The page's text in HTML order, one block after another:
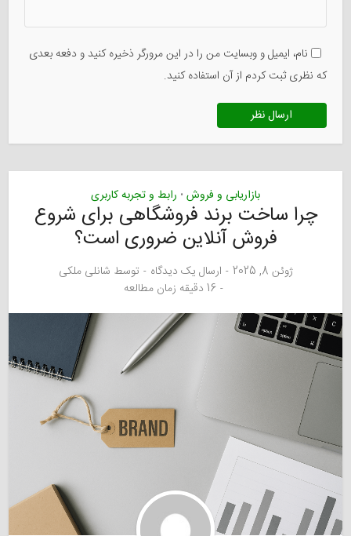
نام، ایمیل و وبسایت من را در این مرورگر ذخیره کنید و دفعه بعدی
که نظری ثبت کردم از آن استفاده کنید.
بازاریابی و فروش • رابط و تجربه کاربری
چرا ساخت برند فروشگاهی برای شروع
فروش آنلاین ضروری است؟
ژوئن 8, 2025 ارسال یک دیدگاه توسط شانلی ملکی
16 دقیقه زمان مطالعه